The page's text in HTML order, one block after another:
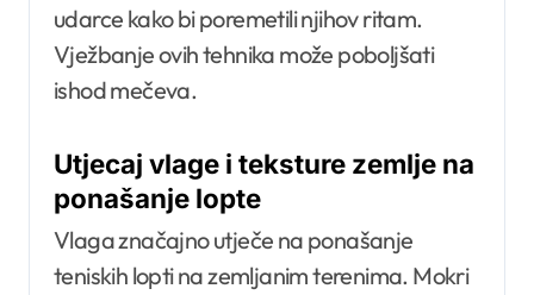
udarce kako bi poremetili njihov ritam.
Vježbanje ovih tehnika može poboljšati
ishod mečeva.
Utjecaj vlage i teksture zemlje na
ponašanje lopte
Vlaga značajno utječe na ponašanje
teniskih lopti na zemljanim terenima. Mokri